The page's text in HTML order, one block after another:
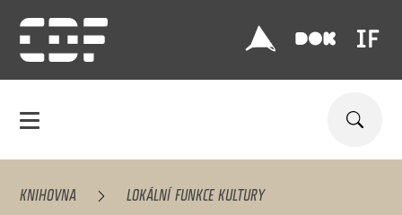
KNIHOVNA LOKÁLNÍ FUNKCE KULTURY